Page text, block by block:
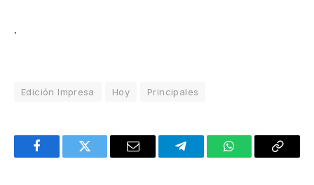
.
Edición Impresa Hoy Principales
FacebookTwitter Email TelegramWhatsAppCopy